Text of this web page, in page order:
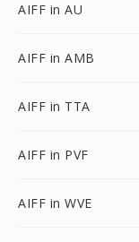
AIFF in AU
AIFF in AMB
AIFF in TTA
AIFF in PVF
AIFF in WVE